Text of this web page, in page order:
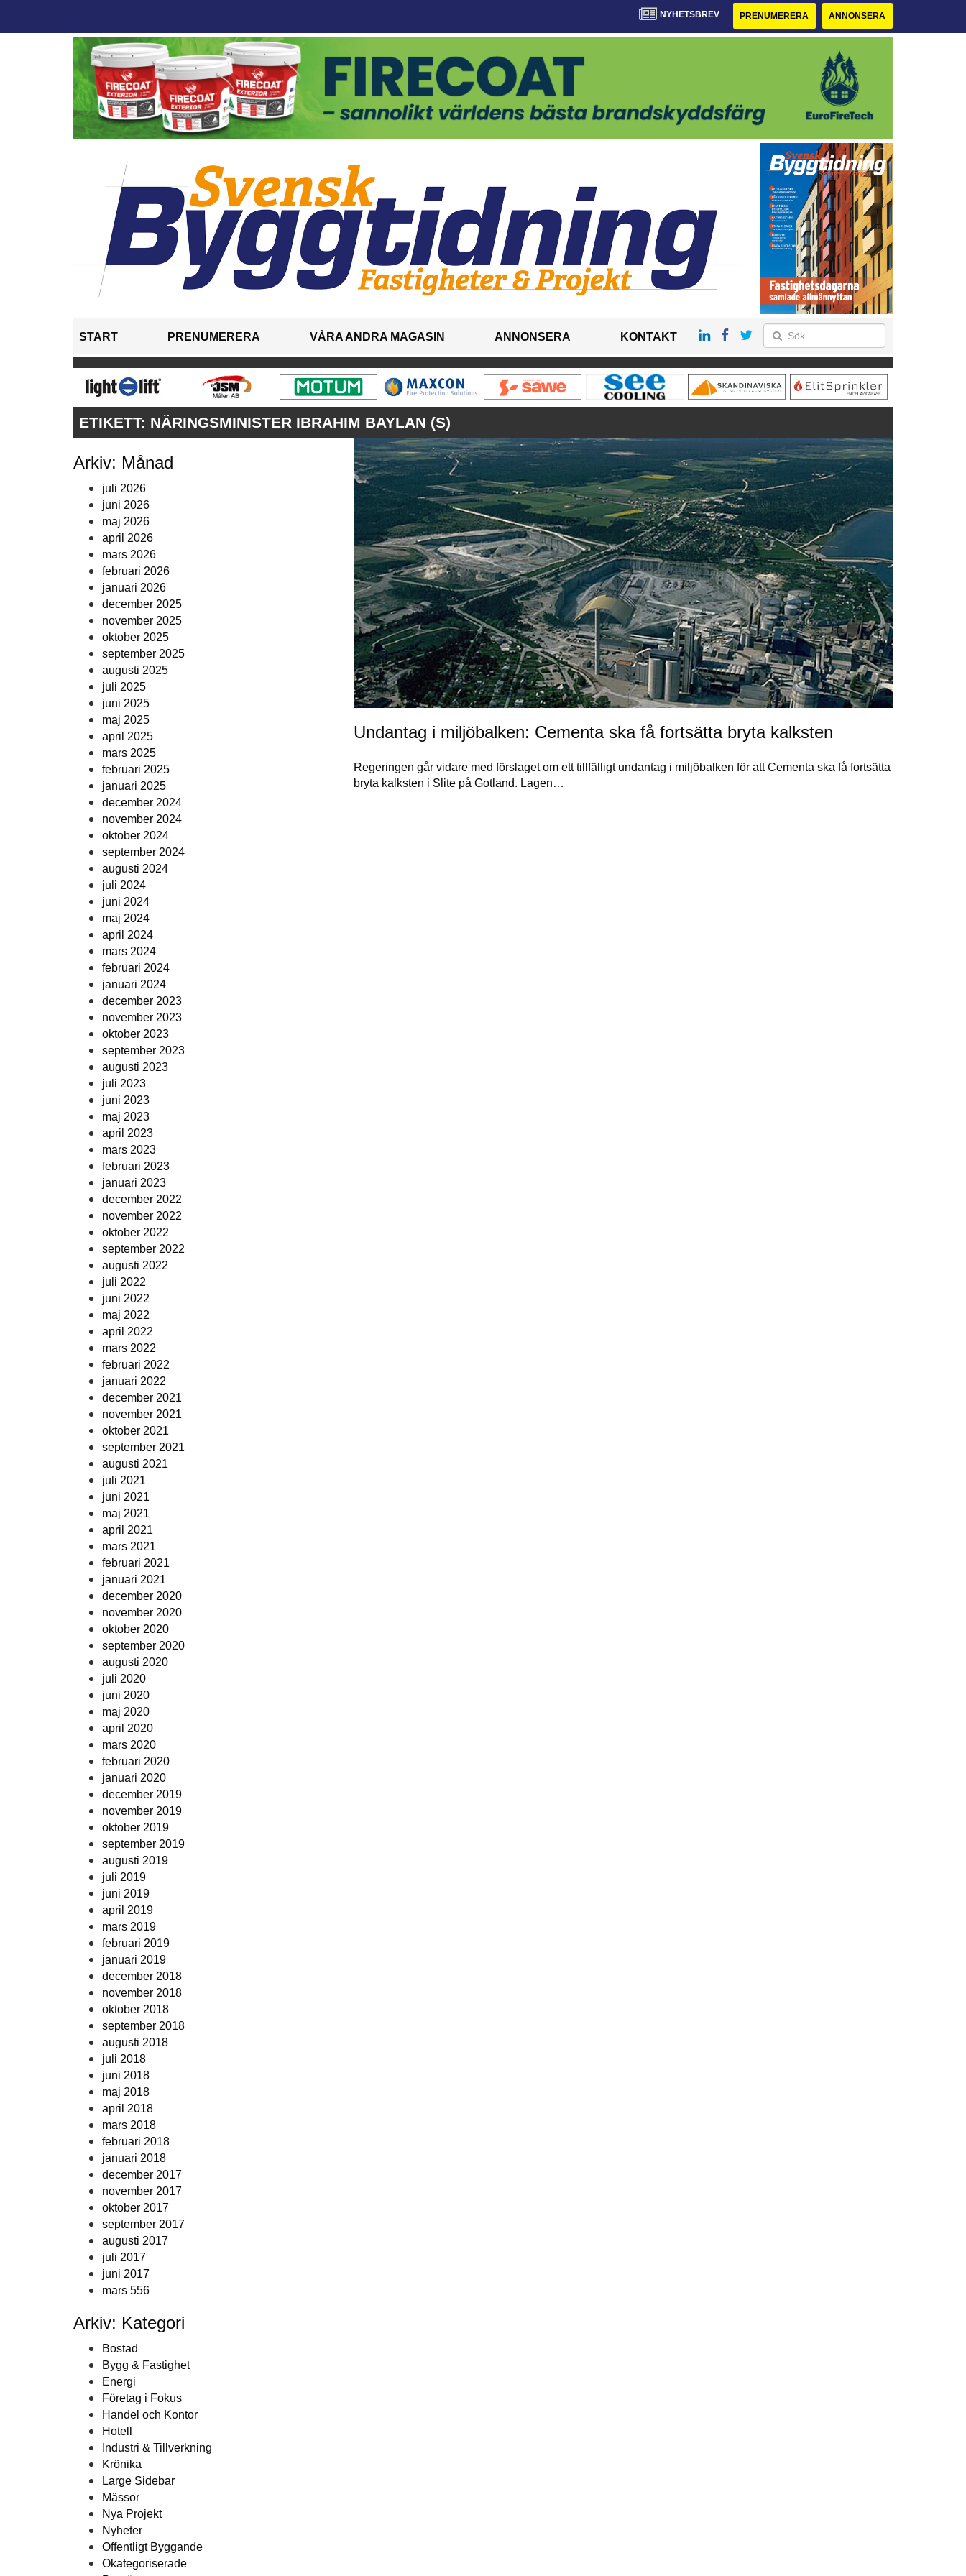
NYHETSBREV PRENUMERERA ANNONSERA
START PRENUMERERA VÅRA ANDRA MAGASIN ANNONSERA KONTAKT
ETIKETT: NÄRINGSMINISTER IBRAHIM BAYLAN (S)
Arkiv: Månad
juli 2026
juni 2026
maj 2026
april 2026
mars 2026
februari 2026
januari 2026
december 2025
november 2025
oktober 2025
september 2025
augusti 2025
juli 2025
juni 2025
maj 2025
april 2025
mars 2025
februari 2025
januari 2025
december 2024
november 2024
oktober 2024
september 2024
augusti 2024
juli 2024
juni 2024
maj 2024
april 2024
mars 2024
februari 2024
januari 2024
december 2023
november 2023
oktober 2023
september 2023
augusti 2023
juli 2023
juni 2023
maj 2023
april 2023
mars 2023
februari 2023
januari 2023
december 2022
november 2022
oktober 2022
september 2022
augusti 2022
juli 2022
juni 2022
maj 2022
april 2022
mars 2022
februari 2022
januari 2022
december 2021
november 2021
oktober 2021
september 2021
augusti 2021
juli 2021
juni 2021
maj 2021
april 2021
mars 2021
februari 2021
januari 2021
december 2020
november 2020
oktober 2020
september 2020
augusti 2020
juli 2020
juni 2020
maj 2020
april 2020
mars 2020
februari 2020
januari 2020
december 2019
november 2019
oktober 2019
september 2019
augusti 2019
juli 2019
juni 2019
april 2019
mars 2019
februari 2019
januari 2019
december 2018
november 2018
oktober 2018
september 2018
augusti 2018
juli 2018
juni 2018
maj 2018
april 2018
mars 2018
februari 2018
januari 2018
december 2017
november 2017
oktober 2017
september 2017
augusti 2017
juli 2017
juni 2017
mars 556
Arkiv: Kategori
Bostad
Bygg & Fastighet
Energi
Företag i Fokus
Handel och Kontor
Hotell
Industri & Tillverkning
Krönika
Large Sidebar
Mässor
Nya Projekt
Nyheter
Offentligt Byggande
Okategoriserade
Undantag i miljöbalken: Cementa ska få fortsätta bryta kalksten
Regeringen går vidare med förslaget om ett tillfälligt undantag i miljöbalken för att Cementa ska få fortsätta
bryta kalksten i Slite på Gotland. Lagen…